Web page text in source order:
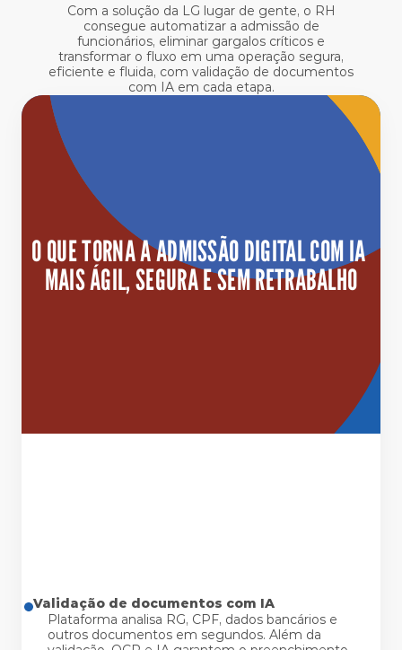
Com a solução da LG lugar de gente, o RH
consegue automatizar a admissão de
funcionários, eliminar gargalos críticos e
transformar o fluxo em uma operação segura,
eficiente e fluida, com validação de documentos
com IA em cada etapa.
O QUE TORNA A ADMISSÃO DIGITAL COM IA
MAIS ÁGIL, SEGURA E SEM RETRABALHO
Validação de documentos com IA
Plataforma analisa RG, CPF, dados bancários e
outros documentos em segundos. Além da